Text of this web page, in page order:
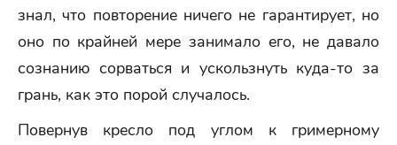
знал, что повторение ничего не гарантирует, но
оно по крайней мере занимало его, не давало
сознанию сорваться и ускользнуть куда-то за
грань, как это порой случалось.
Повернув кресло под углом к гримерному